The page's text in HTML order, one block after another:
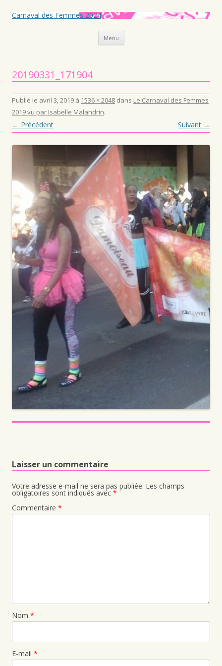
Carnaval des Femmes 2024
Menu Aller au contenu principal
20190331_171904
Publié le avril 3, 2019 à 1536 × 2048 dans Le Carnaval des Femmes
2019 vu par Isabelle Malandrin.
← Précédent Suivant →
Laisser un commentaire
Votre adresse e-mail ne sera pas publiée. Les champs
obligatoires sont indiqués avec *
Commentaire *
Nom *
E-mail *